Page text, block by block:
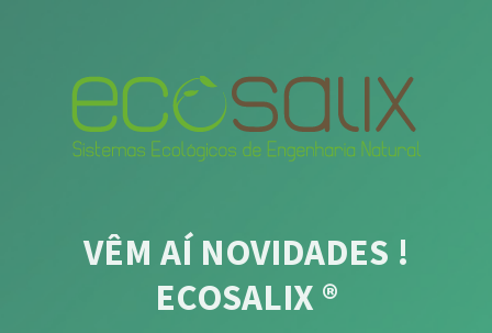
VÊM AÍ NOVIDADES !
ECOSALIX ®